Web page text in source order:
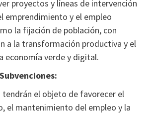
proyectos y líneas de intervención
emprendimiento y el empleo
la fijación de población, con
a la transformación productiva y el
economía verde y digital.
tendrán el objeto de favorecer el
el mantenimiento del empleo y la